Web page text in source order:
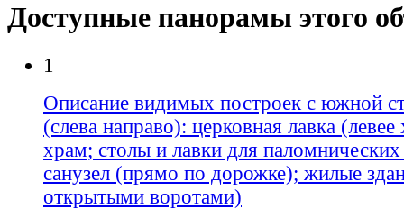
Доступные панорамы этого
1
Описание видимых построек с южной
(слева направо): церковная лавка
храм; столы и лавки для паломнических
санузел (прямо по дорожке); жилые
открытыми воротами)